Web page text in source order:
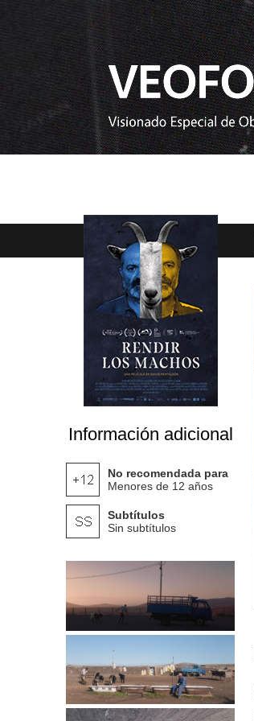
Información adicional
No recomendada para
Menores de 12 años
Subtítulos
Sin subtítulos